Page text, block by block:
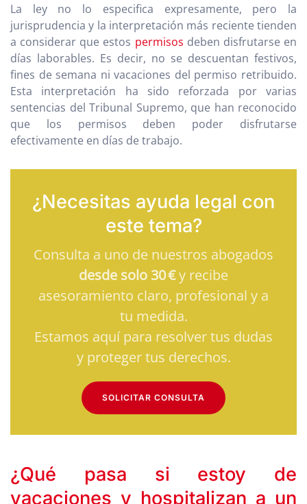
La ley no lo especifica expresamente, pero la
jurisprudencia y la interpretación más reciente tienden
a considerar que estos permisos deben disfrutarse en
días laborables. Es decir, no se descuentan festivos,
fines de semana ni vacaciones del permiso retribuido.
Esta interpretación ha sido reforzada por varias
sentencias del Tribunal Supremo, que han reconocido
que los permisos deben poder disfrutarse
efectivamente en días de trabajo.
¿Necesitas ayuda legal con
este tema?
Consulta a uno de nuestros abogados
desde solo 30 €y recibe
asesoramiento claro, profesional y a
tu medida.
Estamos aquí para resolver tus dudas
y proteger tus derechos.
SOLICITAR CONSULTA
¿Qué pasa si estoy de
vacaciones y hospitalizan a un